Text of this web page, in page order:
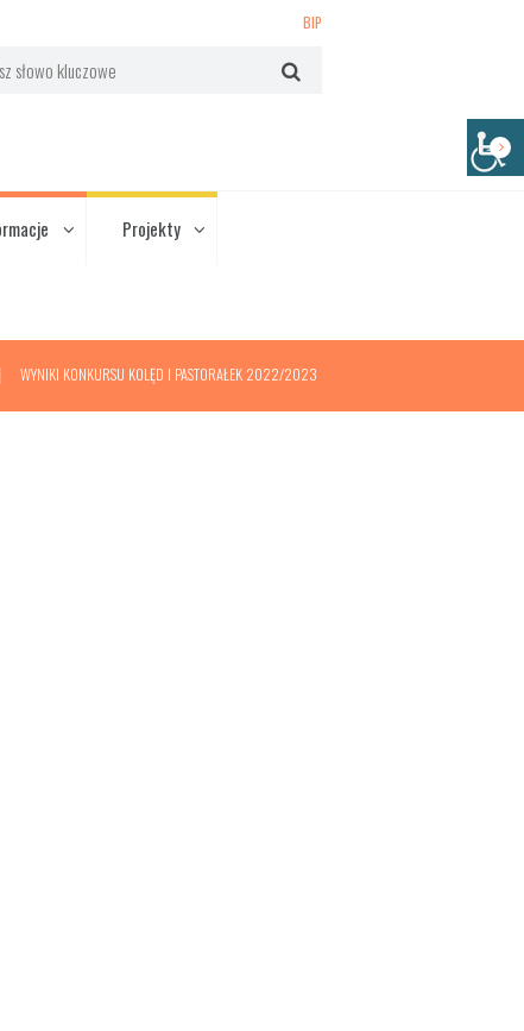
BIP
Projekty
WYNIKI KONKURSU KOLĘD I PASTORAŁEK 2022/2023